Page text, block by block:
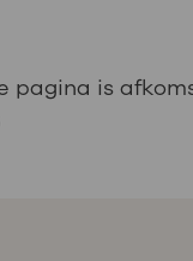
pagina is